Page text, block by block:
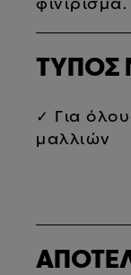
ΤΥΠΟΣ
✓ Για
μαλλιών